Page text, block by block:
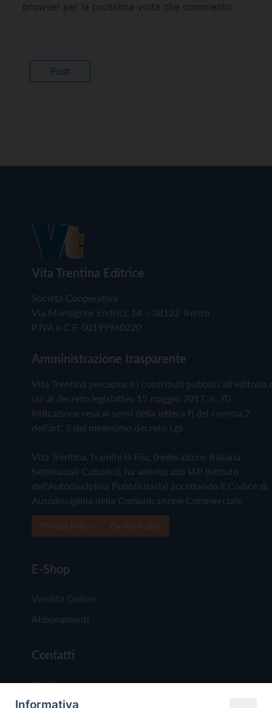
browser per la prossima volta che commento.
Vita Trentina Editrice
Società Cooperativa
Via Monsignor Endrici, 14 – 38122 Trento
P.IVA e C.F. 00199960220
Amministrazione trasparente
Vita Trentina percepisce i contributi pubblici all'editoria
cui al decreto legislativo 15 maggio 2017, n. 70.
Indicazione resa ai sensi della lettera f) del comma 2
dell'art. 5 del medesimo decreto Lgs.
Vita Trentina, tramite la Fisc (Federazione Italiana
Settimanali Cattolici), ha aderito allo IAP (Istituto
dell'Autodisciplina Pubblicitaria) accettando il Codice di
Autodisciplina della Comunicazione Commerciale
E-Shop
Vendita Online
Abbonamenti
Contatti
Chi Siamo
Redazione
Informativa